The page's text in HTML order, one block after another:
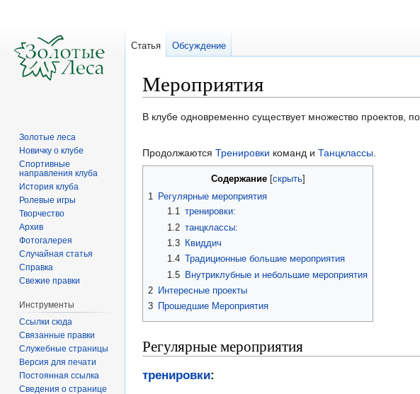
Мероприятия
Перейти
навигации
Перейти
поиску
В клубе одновременно существует множество проектов,
Продолжаются Тренировки команд и Танцклассы.
Содержание
1 Регулярные мероприятия
1.1 тренировки:
1.2 танцклассы:
1.3
Квиддич
1.4 Традиционные большие мероприятия
1.5
Внутриклубные и небольшие мероприятия
2 Интересные проекты
3 Прошедшие Мероприятия
Регулярные мероприятия
тренировки:
Статья Обсуждение
Золотые леса
Новичку о клубе
Спортивные
направления клуба
История клуба
Ролевые игры
Творчество
Архив
Фотогалерея
Случайная статья
Справка
Свежие правки
Инструменты
Ссылки сюда
Связанные правки
Служебные страницы
Версия для печати
Постоянная ссылка
Сведения о странице